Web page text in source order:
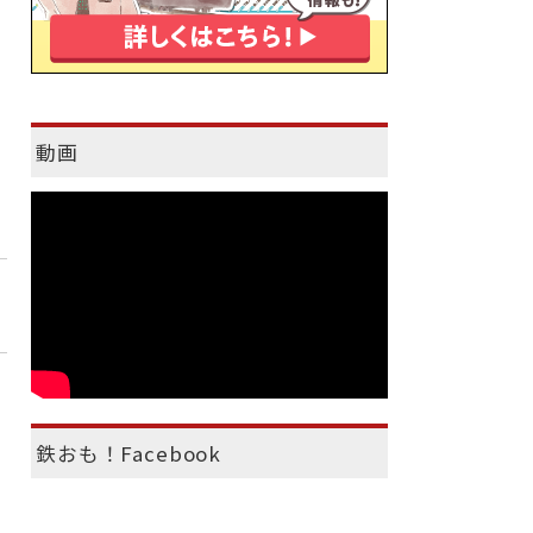
動画
鉄おも！Facebook